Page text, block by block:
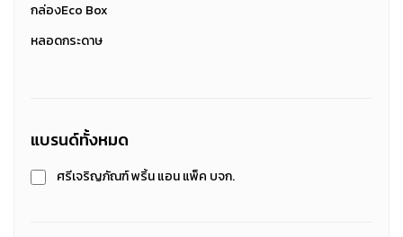
กล่องEco Box
หลอดกระดาษ
แบรนด์ทั้งหมด
ศรีเจริญภัณฑ์ พริ้น แอน แพ็ค บจก.